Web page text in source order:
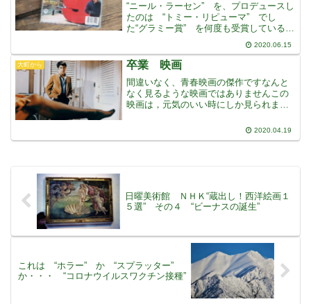
“ニール・ラーセン” を、プロデュースし
たのは “トミー・リピューマ” でし
た“グラミー賞” を何度も受賞している常
連で、アメリカの音楽界に、特に、ジャ
ズ・フュージョン界に、多大な貢献をし
ました音楽性を見極める能力と、プロデ
ュースする能力は
2020.06.15
大町から 卒業 映画
間違いなく、青春映画の傑作ですなんと
なく見るような映画ではありませんこの
映画は，元気のいい時にしか見られませ
すが、見ようとは思いませんでしたで
2020.04.19
日曜美術館 ＮＨＫ“蔵出し！西洋絵画１
５選” その４ “ビーナスの誕生”
これは “ホラー” か “スプラッター”
か・・・ “コロナウイルスワクチン接種”